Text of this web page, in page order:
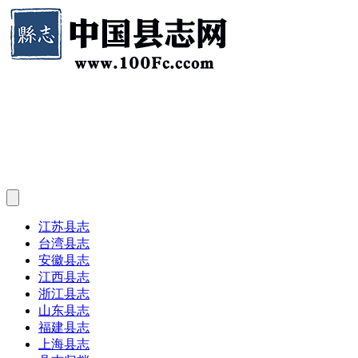
江苏县志
台湾县志
安徽县志
江西县志
浙江县志
山东县志
福建县志
上海县志